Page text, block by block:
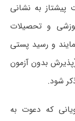
پیشتاز به نشانی
و تحصیلات
و رسید پستی
بدون آزمون
که دعوت به